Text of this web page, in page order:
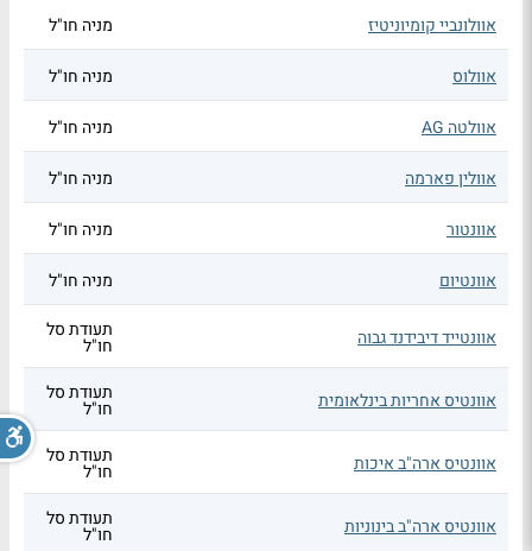
אוולונביי קומיוניטיז מניה חו"ל
אוולוס מניה חו"ל
אוולטה AG מניה חו"ל
אוולין פארמה מניה חו"ל
אוונטור מניה חו"ל
אוונטיום מניה חו"ל
אוונטייד דיבידנד גבוה תעודת סל
חו"ל
אוונטיס אחריות בינלאומית תעודת סל
חו"ל
אוונטיס ארה"ב איכות תעודת סל
חו"ל
אוונטיס ארה"ב בינוניות תעודת סל
חו"ל